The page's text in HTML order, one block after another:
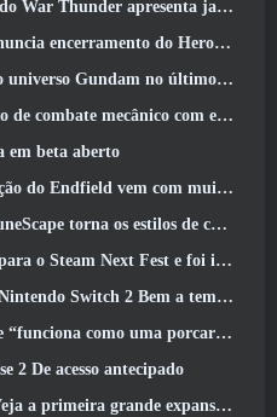
Thunder apresenta jatos Rank IX
do Hero Shooter Highguard gratuito
no último evento de crossover
mecânico com eventos de aniversário
em beta aberto
vem com muitas otimizações
originais do MMORPG mais fáceis de aprender
Next Fest e foi isso que aprendi
para a próxima grande atualização, O Shadowgrapher
O diretor criativo diz que isso não acontece mais
2 De acesso antecipado
expansão na transmissão ao vivo Hexi